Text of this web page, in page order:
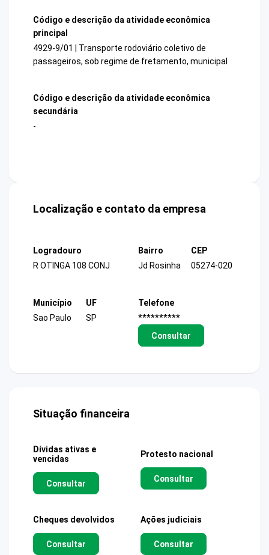
Código e descrição da atividade econômica
principal
4929-9/01 | Transporte rodoviário coletivo de
passageiros, sob regime de fretamento, municipal
Código e descrição da atividade econômica
secundária
-
Localização e contato da empresa
Logradouro
R OTINGA 108 CONJ
Bairro
Jd Rosinha
CEP
05274-020
Município
Sao Paulo
UF
SP
Telefone
**********
Consultar
Situação financeira
Dívidas ativas e
vencidas
Consultar
Protesto nacional
Consultar
Cheques devolvidos
Consultar
Ações judiciais
Consultar